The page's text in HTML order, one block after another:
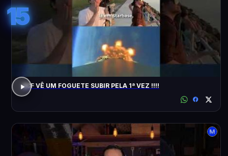
15
ACF VÊ UM FOGUETE SUBIR PELA 1ª VEZ !!!!